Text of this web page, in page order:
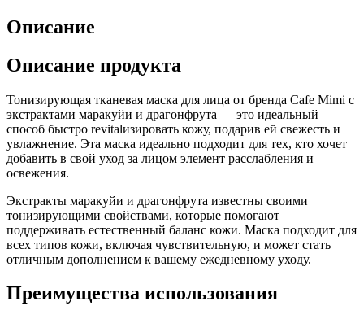
Описание
Описание продукта
Тонизирующая тканевая маска для лица от бренда Cafe Mimi с
экстрактами маракуйи и драгонфрута — это идеальный
способ быстро revitalизировать кожу, подарив ей свежесть и
увлажнение. Эта маска идеально подходит для тех, кто хочет
добавить в свой уход за лицом элемент расслабления и
освежения.
Экстракты маракуйи и драгонфрута известны своими
тонизирующими свойствами, которые помогают
поддерживать естественный баланс кожи. Маска подходит для
всех типов кожи, включая чувствительную, и может стать
отличным дополнением к вашему ежедневному уходу.
Преимущества использования